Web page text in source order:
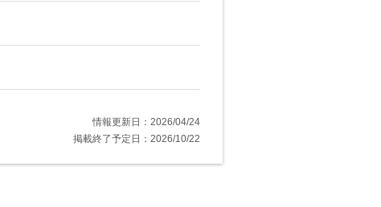
情報更新日：2026/04/24
掲載終了予定日：2026/10/22